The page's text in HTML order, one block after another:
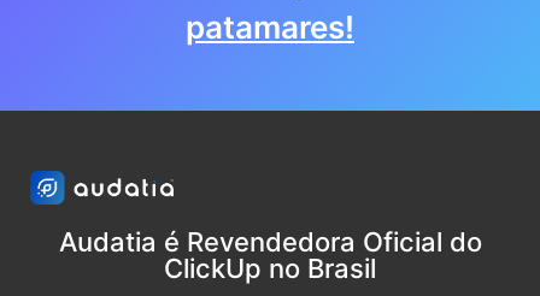
patamares!
Audatia é Revendedora Oficial do
ClickUp no Brasil